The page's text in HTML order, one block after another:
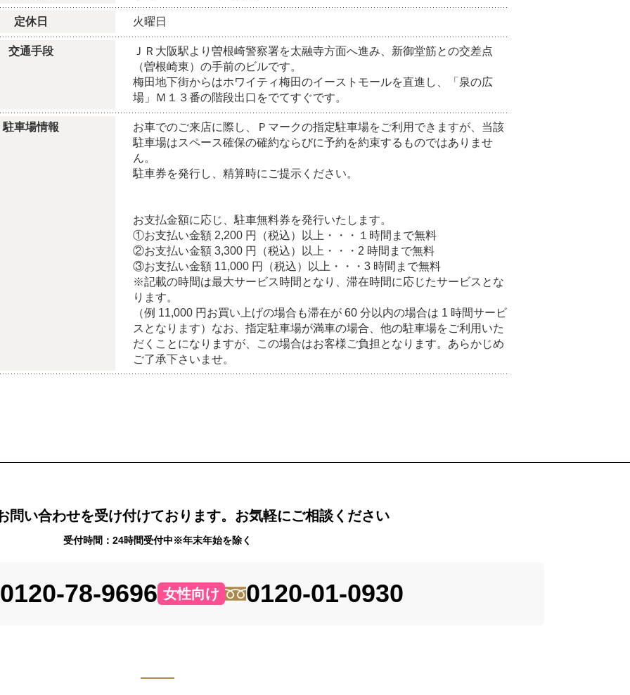
定休日 火曜日
交通手段
ＪＲ大阪駅より曽根崎警察署を太融寺方面へ進み、新御堂筋との交差点
（曽根崎東）の手前のビルです。
梅田地下街からはホワイティ梅田のイーストモールを直進し、「泉の広
場」Ｍ１３番の階段出口をでてすぐです。
駐車場情報
お車でのご来店に際し、Ｐマークの指定駐車場をご利用できますが、当該
駐車場はスペース確保の確約ならびに予約を約束するものではありませ
ん。
駐車券を発行し、精算時にご提示ください。
お支払金額に応じ、駐車無料券を発行いたします。
①お支払い金額 2,200 円（税込）以上・・・１時間まで無料
②お支払い金額 3,300 円（税込）以上・・・2 時間まで無料
③お支払い金額 11,000 円（税込）以上・・・3 時間まで無料
※記載の時間は最大サービス時間となり、滞在時間に応じたサービスとな
ります。
（例 11,000 円お買い上げの場合も滞在が 60 分以内の場合は 1 時間サービ
スとなります）なお、指定駐車場が満車の場合、他の駐車場をご利用いた
だくことになりますが、この場合はお客様ご負担となります。あらかじめ
ご了承下さいませ。
問い合わせを受け付けております。お気軽にご相談ください
受付時間：24時間受付中※年末年始を除く
0120-78-9696 女性向け 0120-01-0930